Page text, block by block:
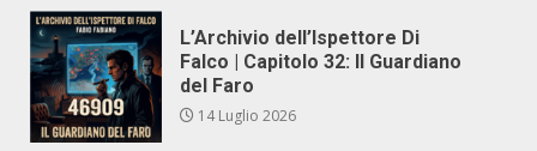
L’Archivio dell’Ispettore Di
Falco | Capitolo 32: Il Guardiano
del Faro
14 Luglio 2026